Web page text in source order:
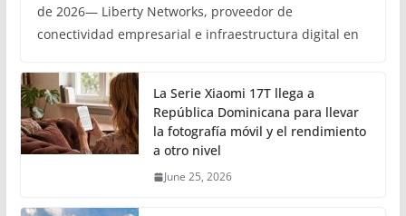
de 2026— Liberty Networks, proveedor de
conectividad empresarial e infraestructura digital en
La Serie Xiaomi 17T llega a
República Dominicana para llevar
la fotografía móvil y el rendimiento
a otro nivel
June 25, 2026